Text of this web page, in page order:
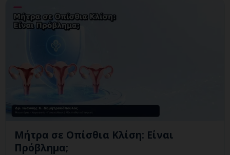
Μήτρα σε Οπίσθια Κλίση: Είναι
Πρόβλημα;